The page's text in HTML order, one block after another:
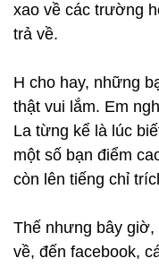
xao về các trường
trả về.
H cho hay, những
thật vui lắm. Em
La từng kể là lúc
một số bạn điểm
còn lên tiếng chỉ
Thế nhưng bây
về, đến facebook,